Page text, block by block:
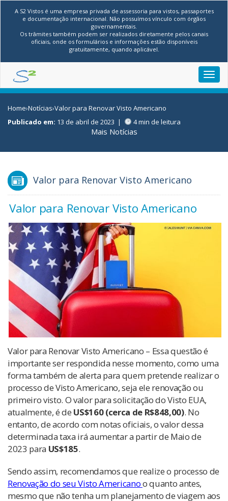
A S2 Vistos é uma empresa privada de assessoria para vistos, passaportes
e documentação internacional. Não possuímos vínculo com órgãos
governamentais.
Os trâmites também podem ser realizados diretamente pelos canais
oficiais, onde os formulários e informações estão disponíveis
gratuitamente, quando aplicável.
Home›Notícias›Valor para Renovar Visto Americano
Publicado em: 13 de abril de 2023 | 4 min de leitura
Mais Notícias
Valor para Renovar Visto Americano
Valor para Renovar Visto Americano
Valor para Renovar Visto Americano – Essa questão é
importante ser respondida nesse momento, como uma
forma também de alerta para quem pretende realizar o
processo de Visto Americano, seja ele renovação ou
primeiro visto. O valor para solicitação do Visto EUA,
atualmente, é de US$160 (cerca de R$848,00). No
entanto, de acordo com notas oficiais, o valor dessa
determinada taxa irá aumentar a partir de Maio de
2023 para US$185.
Sendo assim, recomendamos que realize o processo de
Renovação do seu Visto Americanoo quanto antes,
mesmo que não tenha um planejamento de viagem aos